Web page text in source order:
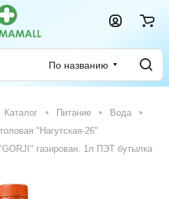
По названию
Каталог Питание
Вода
"Нагутская-26"
газирован. 1л ПЭТ бутылка